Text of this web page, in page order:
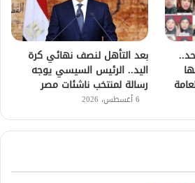
بعد التأهل لنصف نهائي كرة
اليد.. الرئيس السيسي يوجه
رسالة لمنتخب ناشئات مصر
6 أغسطس، 2026